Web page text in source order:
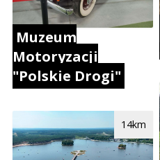
Muzeum
Motoryzacji
"Polskie Drogi"
14km